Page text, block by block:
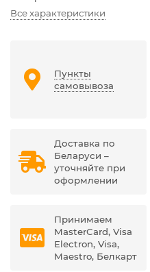
Все характеристики
Пункты
самовывоза
Доставка по
Беларуси –
уточняйте при
оформлении
Принимаем
MasterCard, Visa
Electron, Visa,
Maestro, Белкарт